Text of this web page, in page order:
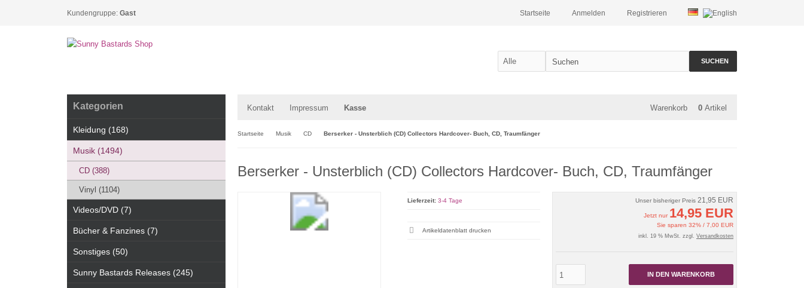
Kundengruppe: Gast Registrieren
Anmelden
Startseite
SUCHEN
Kontakt Impressum Kasse Warenkorb 0 Artikel
Startseite Musik CD Berserker - Unsterblich (CD) Collectors Hardcover- Buch, CD, Traumfänger
Berserker - Unsterblich (CD) Collectors Hardcover- Buch, CD, Traumfänger
Unser bisheriger Preis 21,95 EUR
Jetzt nur 14,95 EUR
Sie sparen 32% / 7,00 EUR
inkl. 19 % MwSt. zzgl. Versandkosten
IN DEN WARENKORB
Lieferzeit: 3-4 Tage
Artikeldatenblatt drucken
Kategorien
Kleidung (168)
Musik (1494)
CD (388)
Vinyl (1104)
Videos/DVD (7)
Bücher & Fanzines (7)
Sonstiges (50)
Sunny Bastards Releases (245)